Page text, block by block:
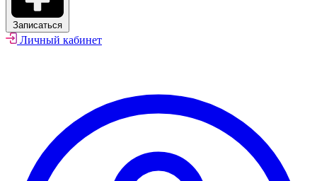
Записаться
Личный кабинет